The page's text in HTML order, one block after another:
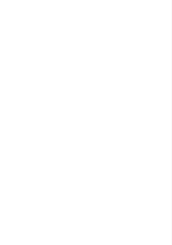
adresse IP, le
que vous
numéro attribué à
connectez à
visitez ce site,
Les
comprennent
« pixels-
des éléments
au disque